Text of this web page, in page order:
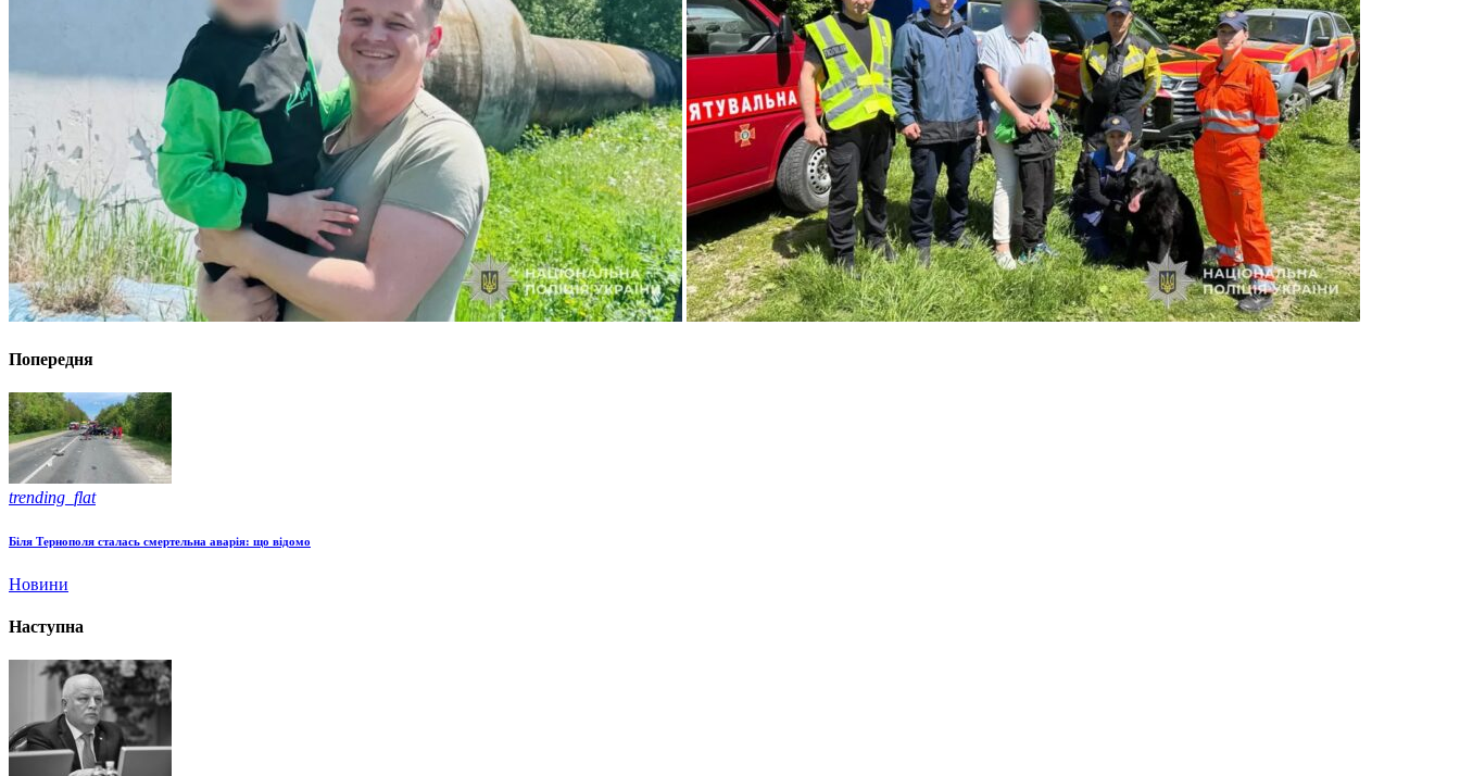
Попередня
trending_flat
Біля Тернополя сталась смертельна аварія: що відомо
Новини
Наступна